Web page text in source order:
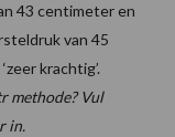
43 centimeter en
van 45
krachtig’.
methode? Vul
in.